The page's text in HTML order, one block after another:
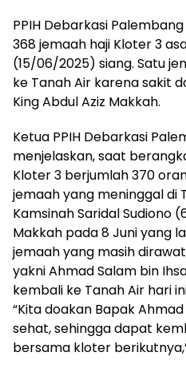
PPIH Debarkasi
368 jemaah haji Kloter 3
(15/06/2025) siang. Satu
ke Tanah Air karena sakit
King Abdul Aziz Makkah.
Ketua PPIH Debarkasi
menjelaskan, saat
Kloter 3 berjumlah 370
jemaah yang meninggal di
Kamsinah Saridal Sudiono
Makkah pada 8 Juni yang
jemaah yang masih dirawat
yakni Ahmad Salam bin
kembali ke Tanah Air hari
“Kita doakan Bapak
sehat, sehingga dapat
bersama kloter